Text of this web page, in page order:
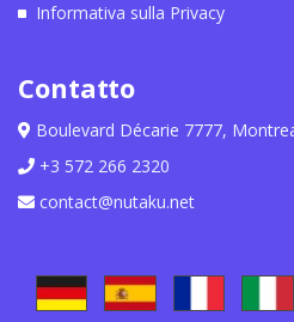
Informativa sulla Privacy
Contatto
Boulevard Décarie 7777,
+3 572 266 2320
contact@nutaku.net